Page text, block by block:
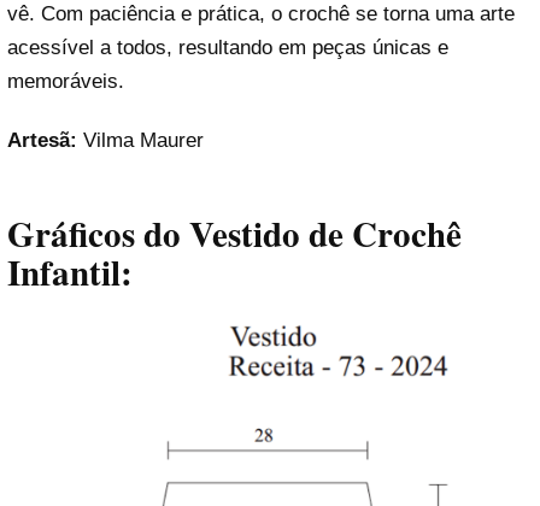
vê. Com paciência e prática, o crochê se torna uma arte
acessível a todos, resultando em peças únicas e
memoráveis.
Artesã: Vilma Maurer
Gráficos do Vestido de Crochê
Infantil: